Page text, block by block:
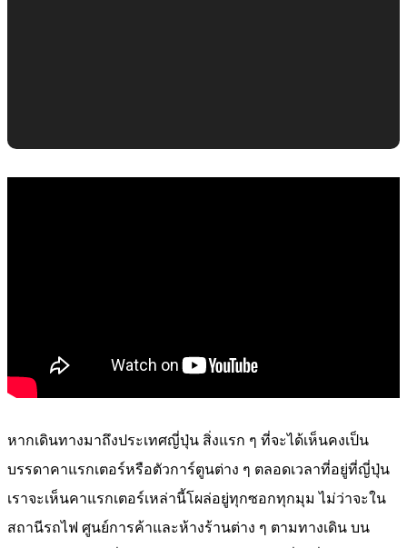
หากเดินทางมาถึงประเทศญี่ปุ่น สิ่งแรก ๆ ที่จะได้เห็นคงเป็น
บรรดาคาแรกเตอร์หรือตัวการ์ตูนต่าง ๆ ตลอดเวลาที่อยู่ที่ญี่ปุ่น
เราจะเห็นคาแรกเตอร์เหล่านี้โผล่อยู่ทุกซอกทุกมุม ไม่ว่าจะใน
สถานีรถไฟ ศูนย์การค้าและห้างร้านต่าง ๆ ตามทางเดิน บน